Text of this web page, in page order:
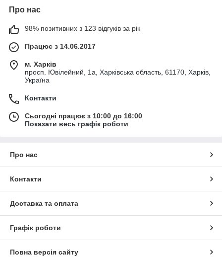
Про нас
98% позитивних з 123 відгуків за рік
Працює з 14.06.2017
м. Харків
просп. Ювілейний, 1а, Харківська область, 61170, Харків,
Україна
Контакти
Сьогодні працює з 10:00 до 16:00
Показати весь графік роботи
Про нас
Контакти
Доставка та оплата
Графік роботи
Повна версія сайту